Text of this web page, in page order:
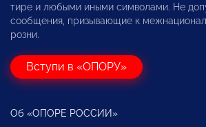
тире и любыми иными символами. Не
сообщения, призывающие к
розни.
Вступи в «ОПОРУ»
Об «ОПОРЕ РОССИИ»